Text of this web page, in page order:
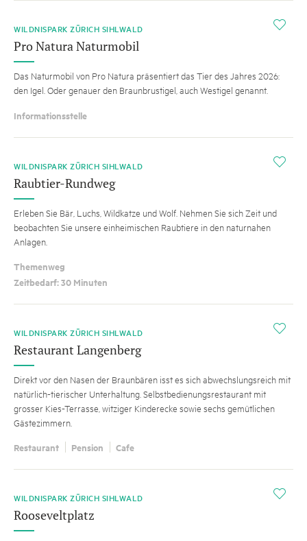
i
WILDNISPARK ZÜRICH SIHLWALD
Pro Natura Naturmobil
Das Naturmobil von Pro Natura präsentiert das Tier des Jahres 2026:
den Igel. Oder genauer den Braunbrustigel, auch Westigel genannt.
Informationsstelle
i
WILDNISPARK ZÜRICH SIHLWALD
Raubtier-Rundweg
Erleben Sie Bär, Luchs, Wildkatze und Wolf. Nehmen Sie sich Zeit und
beobachten Sie unsere einheimischen Raubtiere in den naturnahen
Anlagen.
Themenweg
Zeitbedarf: 30 Minuten
i
WILDNISPARK ZÜRICH SIHLWALD
Restaurant Langenberg
Direkt vor den Nasen der Braunbären isst es sich abwechslungsreich mit
natürlich-tierischer Unterhaltung. Selbstbedienungsrestaurant mit
grosser Kies-Terrasse, witziger Kinderecke sowie sechs gemütlichen
Gästezimmern.
Restaurant Pension Cafe
i
WILDNISPARK ZÜRICH SIHLWALD
Rooseveltplatz